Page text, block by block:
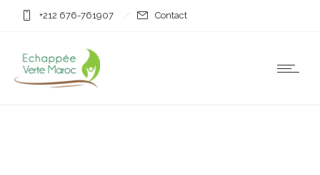
+212 676-761907 Contact